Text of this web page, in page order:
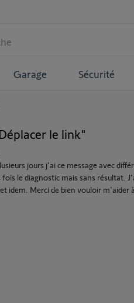
Garage Sécurité
le link"
jours j'ai ce message avec
fois le diagnostic mais sans résultat.
idem. Merci de bien vouloir m'aider